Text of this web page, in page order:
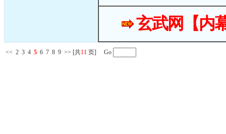
玄武网【内
<< 2 3 4 5 6 7 8 9 >> [共11 页] Go